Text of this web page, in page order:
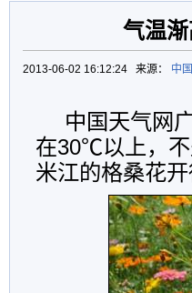
气温
2013-06-02 16:12:24 来源： 中
中国天气网
在30℃以上，不
米江的格桑花